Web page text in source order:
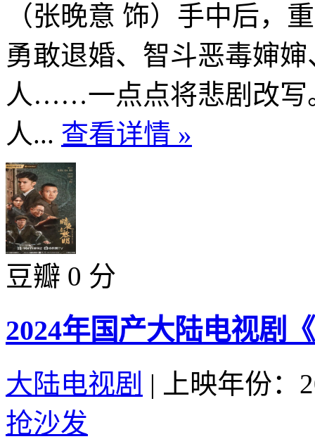
（张晚意 饰）手中后，
勇敢退婚、智斗恶毒婶
人……一点点将悲剧改写
人... 查看详情 »
豆瓣 0 分
2024年国产大陆电视剧
大陆电视剧 |
上映年份：
抢沙发